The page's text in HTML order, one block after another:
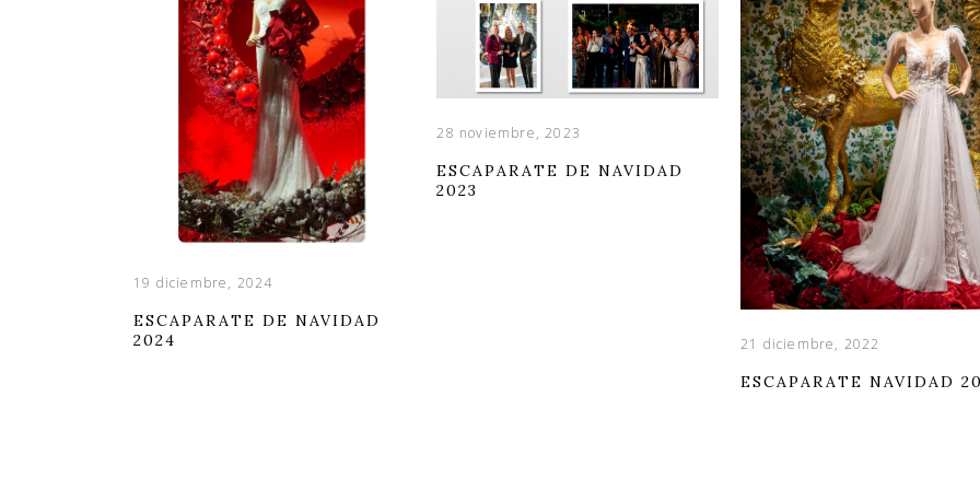
19 diciembre, 2024
ESCAPARATE DE NAVIDAD
2024
28 noviembre, 2023
ESCAPARATE DE NAVIDAD
2023
21 diciembre, 2022
ESCAPARATE NAVIDAD